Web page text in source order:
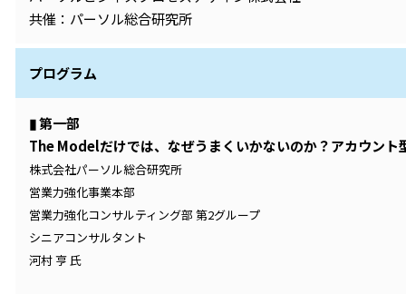
共催：パーソル総合研究所
プログラム
▮ 第一部
The Modelだけでは、なぜうまくいかないのか？アカウン
株式会社パーソル総合研究所
営業力強化事業本部
営業力強化コンサルティング部 第2グループ
シニアコンサルタント
河村 亨 氏